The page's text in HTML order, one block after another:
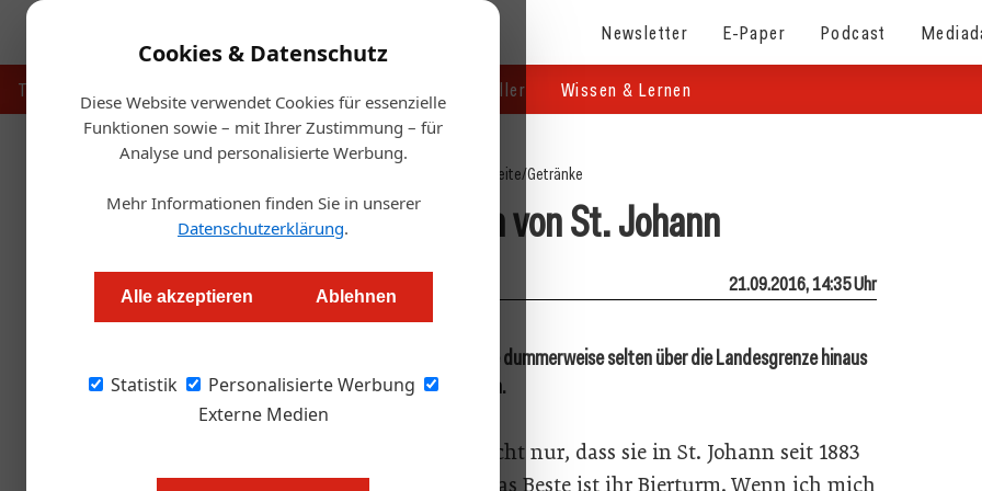
Cookies & Datenschutz
Diese Website verwendet Cookies für essenzielle
Funktionen sowie – mit Ihrer Zustimmung – für
Analyse und personalisierte Werbung.
Mehr Informationen finden Sie in unserer
Datenschutzerklärung.
Alle akzeptieren Ablehnen
Statistik
Personalisierte Werbung
Externe Medien
Newsletter E-Paper Podcast
Touristik Handel & Hersteller Wissen & Lernen
Startseite/Getränke
Der Bierturm von St. Johann
Thomas Askan Vierich 21.09.2016, 14:35 Uhr
In Tirol gibt es einige feine Privatbrauereien, die dummerweise selten über die Landesgrenze hinaus
beliefern. Zum Beispiel Huber Bräu in St. Johann.
Das Besondere an den Hubers ist nicht nur, dass sie in St. Johann seit 1883
in der vierten Generation brauen. Das Beste ist ihr Bierturm. Wenn ich mich